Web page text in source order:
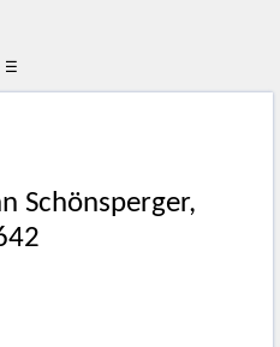
☰
Schönsperger,